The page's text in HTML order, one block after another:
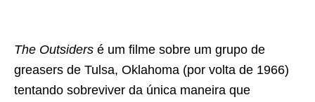
The Outsiders é um filme sobre um grupo de
greasers de Tulsa, Oklahoma (por volta de 1966)
tentando sobreviver da única maneira que